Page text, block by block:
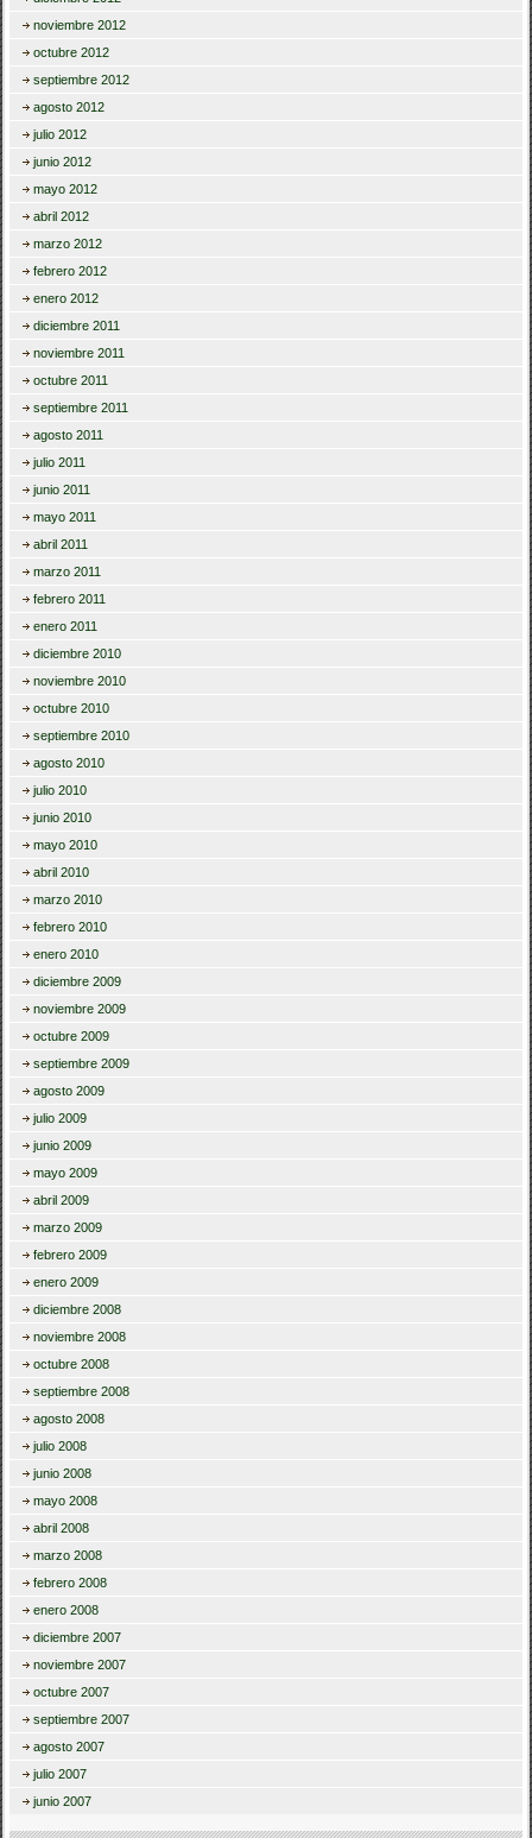
noviembre 2012
octubre 2012
septiembre 2012
agosto 2012
julio 2012
junio 2012
mayo 2012
abril 2012
marzo 2012
febrero 2012
enero 2012
diciembre 2011
noviembre 2011
octubre 2011
septiembre 2011
agosto 2011
julio 2011
junio 2011
mayo 2011
abril 2011
marzo 2011
febrero 2011
enero 2011
diciembre 2010
noviembre 2010
octubre 2010
septiembre 2010
agosto 2010
julio 2010
junio 2010
mayo 2010
abril 2010
marzo 2010
febrero 2010
enero 2010
diciembre 2009
noviembre 2009
octubre 2009
septiembre 2009
agosto 2009
julio 2009
junio 2009
mayo 2009
abril 2009
marzo 2009
febrero 2009
enero 2009
diciembre 2008
noviembre 2008
octubre 2008
septiembre 2008
agosto 2008
julio 2008
junio 2008
mayo 2008
abril 2008
marzo 2008
febrero 2008
enero 2008
diciembre 2007
noviembre 2007
octubre 2007
septiembre 2007
agosto 2007
julio 2007
junio 2007